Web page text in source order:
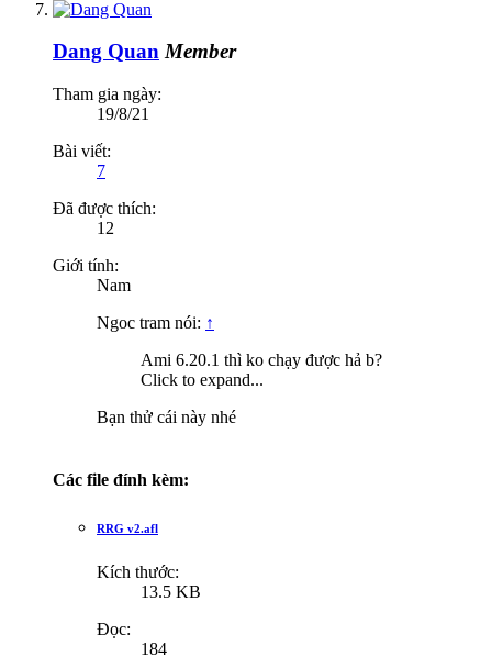
Dang Quan Member
Tham gia ngày:
19/8/21
Bài viết:
7
Đã được thích:
12
Giới tính:
Nam
Ngoc tram nói: ↑
Ami 6.20.1 thì ko chạy được hả b?
Click to expand...
Bạn thử cái này nhé
Các file đính kèm:
RRG v2.afl
Kích thước:
13.5 KB
Đọc:
184